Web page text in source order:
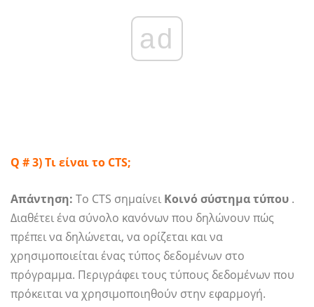
ad
Q # 3) Τι είναι το CTS;
Απάντηση: Το CTS σημαίνει Κοινό σύστημα τύπου .
Διαθέτει ένα σύνολο κανόνων που δηλώνουν πώς
πρέπει να δηλώνεται, να ορίζεται και να
χρησιμοποιείται ένας τύπος δεδομένων στο
πρόγραμμα. Περιγράφει τους τύπους δεδομένων που
πρόκειται να χρησιμοποιηθούν στην εφαρμογή.